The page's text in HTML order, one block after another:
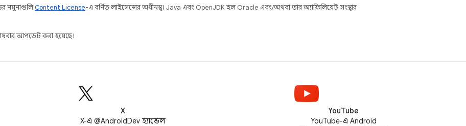
নমুনাগুলিContent License-এ বর্ণিত লাইসেন্সের অধীনস্থ। Java এবং OpenJDK হল Oracle এবং/অথবা তার অ্যাফিলিয়েট সংস্থার
আপডেট করা হয়েছে।
X
X-এ @AndroidDev হ্যান্ডেল
YouTube
YouTube-এ Android